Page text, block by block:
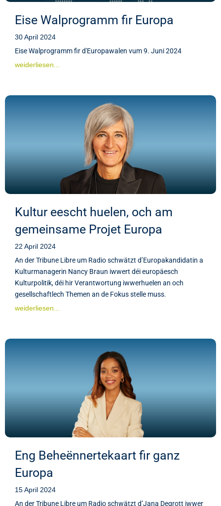
Eise Walprogramm fir Europa
30 April 2024
Eise Walprogramm fir d'Europawalen vum 9. Juni 2024
weiderliesen...
Kultur eescht huelen, och am
gemeinsame Projet Europa
22 April 2024
An der Tribune Libre um Radio schwätzt d’Europakandidatin a
Kulturmanagerin Nancy Braun iwwert déi europäesch
Kulturpolitik, déi hir Verantwortung iwwerhuelen an och
gesellschaftlech Themen an de Fokus stelle muss.
weiderliesen...
Eng Beheënnertekaart fir ganz
Europa
15 April 2024
An der Tribune Libre um Radio schwätzt d’Jana Degrott iwwer